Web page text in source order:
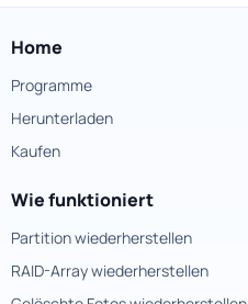
Home
Programme
Herunterladen
Kaufen
Wie funktioniert
Partition wiederherstellen
RAID-Array wiederherstellen